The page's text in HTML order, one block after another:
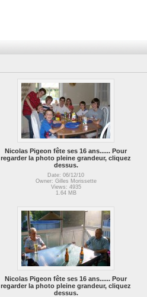
Nicolas Pigeon fête ses 16 ans...... Pour
regarder la photo pleine grandeur, cliquez
dessus.
Date: 06/12/10
Owner: Gilles Morissette
Views: 4935
1.64 MB
Nicolas Pigeon fête ses 16 ans...... Pour
regarder la photo pleine grandeur, cliquez
dessus.